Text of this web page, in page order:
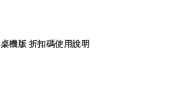
桌機版 折扣碼使用說明